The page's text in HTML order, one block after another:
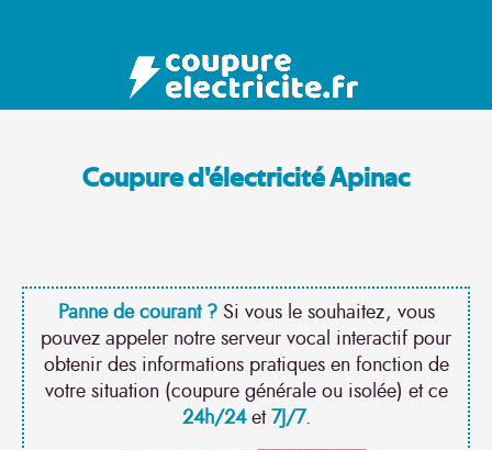
Coupure d'électricité Apinac
Panne de courant ?Si vous le souhaitez, vous
pouvez appeler notre serveur vocal interactif pour
obtenir des informations pratiques en fonction de
votre situation (coupure générale ou isolée) et ce
24h/24et7J/7.